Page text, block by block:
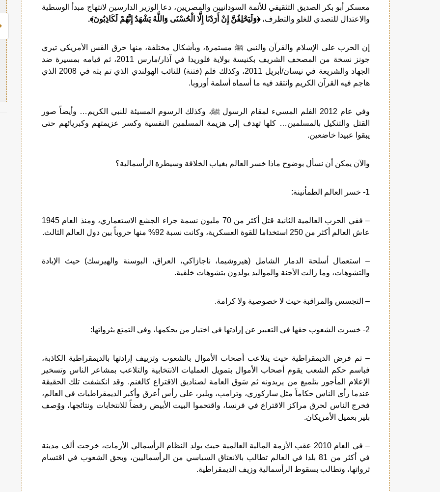
معسكر أبو بكر الصديق التثقيفي للأئمة السودانيين والمصريين، دعا الوزير الدارسين لانتهاج مبدأ الوسطية
والاعتدال للتصدي للغلو والتطرف،﴿وَلَيَحْلِفُنَّ إِنْ أَرَدْنَا إِلَّا الْحُسْنَى وَاللَّهُ يَشْهَدُ إِنَّهُمْ لَكَاذِبُونَ﴾.
إن الحرب على الإسلام والقرآن والنبي ﷺ مستمرة، وبأشكال مختلفة، منها حرق القس الأمريكي تيري
جونز نسخة من المصحف الشريف بكنيسة بولاية فلوريدا في آذار/مارس 2011، ثم قيامه بمسيرة ضد
الجهاد والشريعة في نيسان/أبريل 2011، وكذلك فلم (فتنة) للنائب الهولندي الذي تم بثه في 2008 الذي
هاجم فيه القرآن الكريم وانتقد فيه ما أسماه أسلمة أوروبا.
وفي عام 2012 الفلم المسيء لمقام الرسول ﷺ، وكذلك الرسوم المسيئة للنبي الكريم… وأيضاً صور
القتل والتنكيل بالمسلمين… كلها تهدف إلى هزيمة المسلمين النفسية وكسر عزيمتهم وكبريائهم حتى
يبقوا عبيدا خاضعين.
والآن يمكن أن نسأل بوضوح ماذا خسر العالم بغياب الخلافة وسيطرة الرأسمالية؟
1- خسر العالم الطمأنينة:
– ففي الحرب العالمية الثانية قتل أكثر من 70 مليون نسمة جراء الجشع الاستعماري، ومنذ العام 1945
عاش العالم أكثر من 250 استخداما للقوة العسكرية، وكانت نسبة 92% منها حروباً بين دول العالم الثالث.
– استعمال أسلحة الدمار الشامل (هيروشيما، ناجازاكي، العراق، البوسنة والهيرسك) حيث الإبادة
والتشوهات، وما زالت الأجنة والمواليد يولدون بتشوهات خلقية.
– التجسس والمراقبة حيث لا خصوصية ولا كرامة.
2- خسرت الشعوب حقها في التعبير عن إرادتها في اختيار من يحكمها، وفي التمتع بثرواتها:
– تم فرض الديمقراطية حيث يتلاعب أصحاب الأموال بالشعوب وتزييف إرادتها بالديمقراطية الكاذبة،
فباسم حكم الشعب يقوم أصحاب الأموال بتمويل العمليات الانتخابية والتلاعب بمشاعر الناس وتسخير
الإعلام المأجور بتلميع من يريدونه ثم سَوق العامة لصناديق الاقتراع كالغنم. وقد انكشفت تلك الحقيقة
عندما رأى الناس حكاماً مثل ساركوزي، وترامب، وبلير، على رأس أعرق وأكبر الديمقراطيات في العالم،
فخرج الناس لحرق مراكز الاقتراع في فرنسا، واقتحموا البيت الأبيض رفضاً للانتخابات ونتائجها، ووُصف
بلير بعميل الأمريكان.
– في العام 2010 عقب الأزمة المالية العالمية حيث يولد النظام الرأسمالي الأزمات، خرجت ألف مدينة
في أكثر من 81 بلدا في العالم تطالب بالانعتاق السياسي من الرأسماليين، وبحق الشعوب في اقتسام
ثرواتها، وتطالب بسقوط الرأسمالية وزيف الديمقراطية.